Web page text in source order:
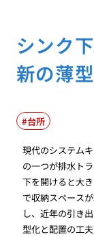
シンク
新の薄
台所
現代のシステム
の一つが排水ト
下を開けると大
で収納スペース
し、近年の引き
型化と配置の工